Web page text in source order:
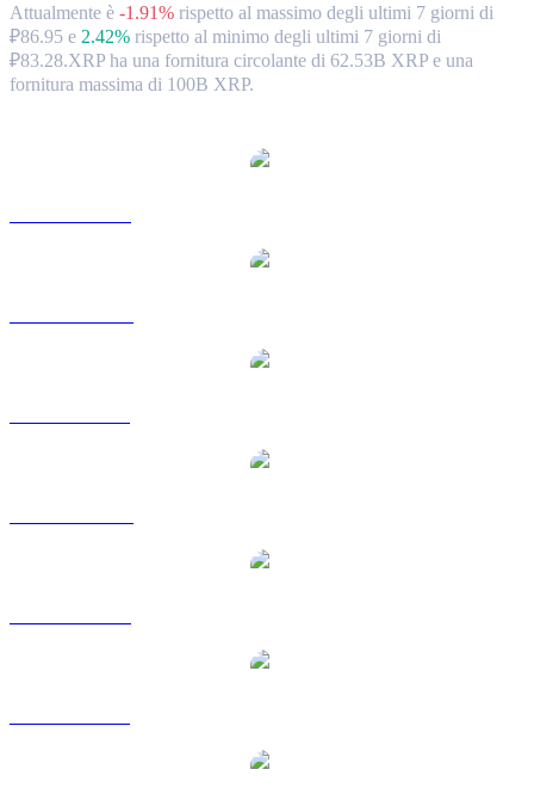
Attualmente è -1.91% rispetto al massimo degli ultimi 7 giorni di
₽86.95 e 2.42% rispetto al minimo degli ultimi 7 giorni di
₽83.28.XRP ha una fornitura circolante di 62.53B XRP e una
fornitura massima di 100B XRP.